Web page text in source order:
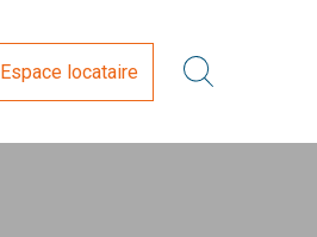
Espace locataire